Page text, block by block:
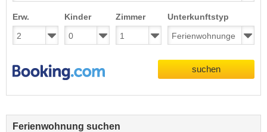
Erw. Kinder Zimmer Unterkunftstyp
suchen
Ferienwohnung suchen